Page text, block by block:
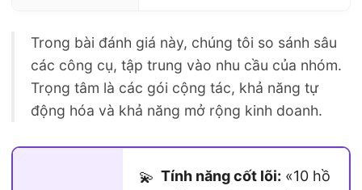
Trong bài đánh giá này, chúng tôi so sánh sâu
các công cụ, tập trung vào nhu cầu của nhóm.
Trọng tâm là các gói cộng tác, khả năng tự
động hóa và khả năng mở rộng kinh doanh.
💫 Tính năng cốt lõi: «10 hồ